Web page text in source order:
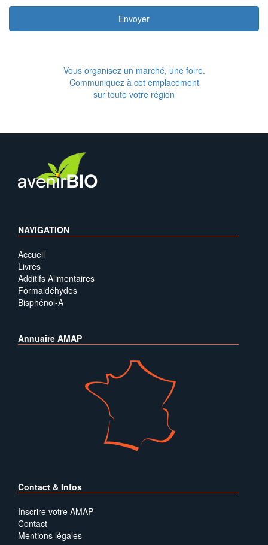
Envoyer
Vous organisez un marché, une foire.
Communiquez à cet emplacement
sur toute votre région
NAVIGATION
Accueil
Livres
Additifs Alimentaires
Formaldéhydes
Bisphénol-A
Annuaire AMAP
Contact & Infos
Inscrire votre AMAP
Contact
Mentions légales